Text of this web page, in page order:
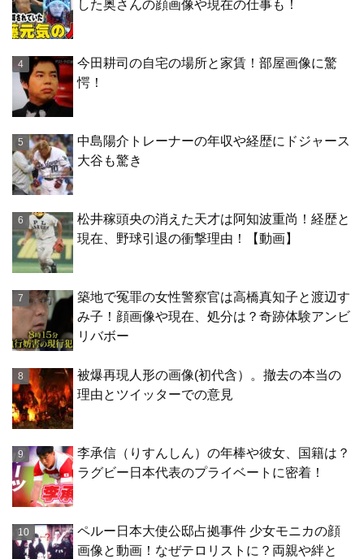
した奥さんの顔画像や現在の仕事も！
今田耕司の自宅の場所と家賃！部屋画像に驚
愕！
中島陽介トレーナーの年収や経歴にドジャース
大谷も驚き
松井稼頭央の消えた天才は阿知波重尚！経歴と
現在、野球引退の衝撃理由！【動画】
築地で冤罪の女性警察官は高橋真知子と渡辺す
み子！顔画像や現在、処分は？奇跡体験アンビ
リバボー
被爆再現人形の画像(初代含）。撤去の本当の
理由とツイッターでの意見
李承信（りすんしん）の年棒や彼女、国籍は？
ラグビー日本代表のプライベートに密着！
ペルー日本大使公邸占拠事件 少女モニカの顔
画像と動画！なぜテロリストに？両親や絆と